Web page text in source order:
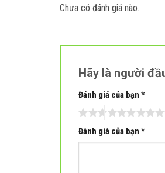
Chưa có đánh giá nào.
Hãy là người
Đánh giá của bạn *
Đánh giá của bạn *